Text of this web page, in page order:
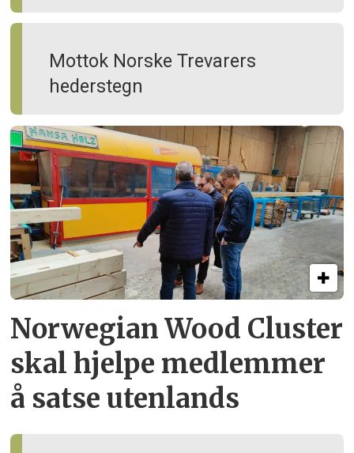
Mottok Norske Trevarers
hederstegn
Norwegian Wood Cluster
skal hjelpe medlemmer
å satse utenlands